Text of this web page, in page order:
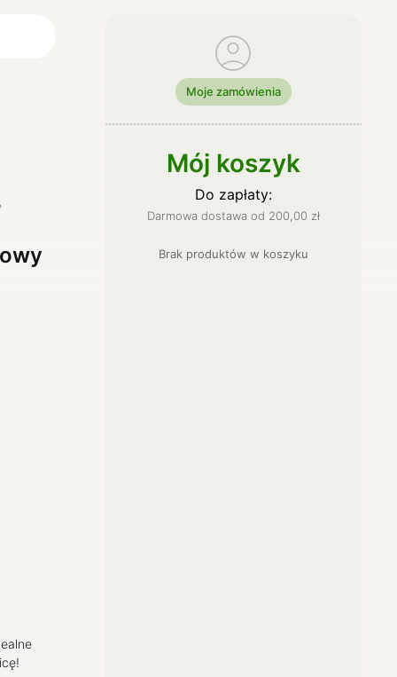
Moje zamówienia
Mój koszyk
Do zapłaty:
Darmowa dostawa od 200,00 zł
Brak produktów w koszyku